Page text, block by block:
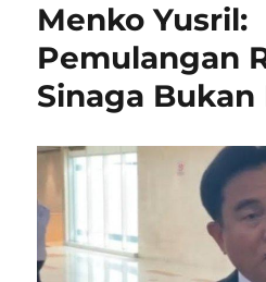
Menko Yusril:
Pemulangan
Sinaga